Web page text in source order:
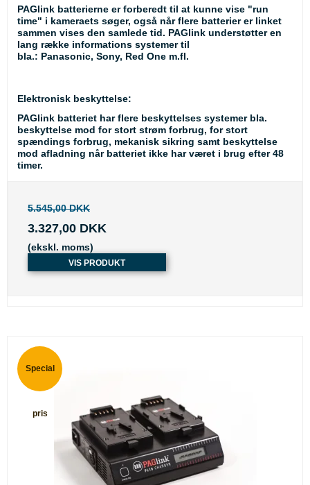
PAGlink batterierne er forberedt til at kunne vise "run
time" i kameraets søger, også når flere batterier er linket
sammen vises den samlede tid. PAGlink understøtter en
lang række informations systemer til
bla.: Panasonic, Sony, Red One m.fl.
Elektronisk beskyttelse:
PAGlink batteriet har flere beskyttelses systemer bla.
beskyttelse mod for stort strøm forbrug, for stort
spændings forbrug, mekanisk sikring samt beskyttelse
mod afladning når batteriet ikke har været i brug efter 48
timer.
5.545,00 DKK
3.327,00 DKK
(ekskl. moms)
VIS PRODUKT
Special
pris